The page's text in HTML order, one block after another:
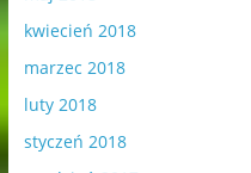
kwiecień 2018
marzec 2018
luty 2018
styczeń 2018